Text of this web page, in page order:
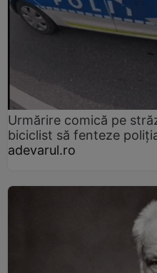
Urmărire comică pe
biciclist să fenteze
adevarul.ro